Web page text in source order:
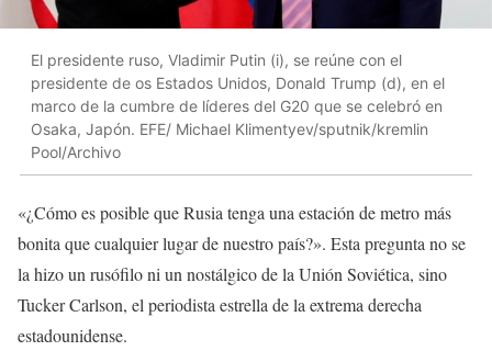
El presidente ruso, Vladimir Putin (i), se reúne con el
presidente de os Estados Unidos, Donald Trump (d), en el
marco de la cumbre de líderes del G20 que se celebró en
Osaka, Japón. EFE/ Michael Klimentyev/sputnik/kremlin
Pool/Archivo
«¿Cómo es posible que Rusia tenga una estación de metro más
bonita que cualquier lugar de nuestro país?». Esta pregunta no se
la hizo un rusófilo ni un nostálgico de la Unión Soviética, sino
Tucker Carlson, el periodista estrella de la extrema derecha
estadounidense.